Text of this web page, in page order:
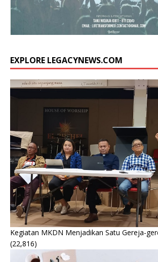
EXPLORE LEGACYNEWS.COM
Kegiatan MKDN Menjadikan Satu Gereja-
(22,816)